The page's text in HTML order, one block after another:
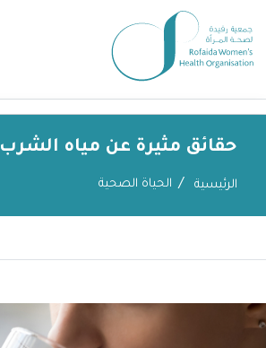
حقائق مثيرة عن مياه الشرب
الرئيسية الحياة الصحية